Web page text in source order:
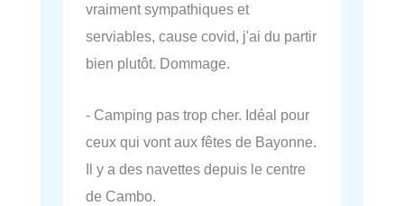
vraiment sympathiques et
serviables, cause covid, j'ai du partir
bien plutôt. Dommage.
- Camping pas trop cher. Idéal pour
ceux qui vont aux fêtes de Bayonne.
Il y a des navettes depuis le centre
de Cambo.